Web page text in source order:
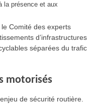
la présence et aux
Comité des experts
d’infrastructures
séparées du trafic
motorisés
de sécurité routière.